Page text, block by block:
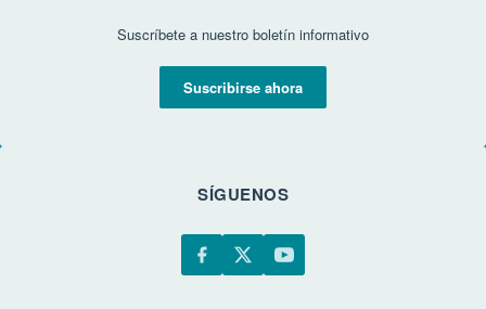
Suscríbete a nuestro boletín informativo
Suscribirse ahora
SÍGUENOS